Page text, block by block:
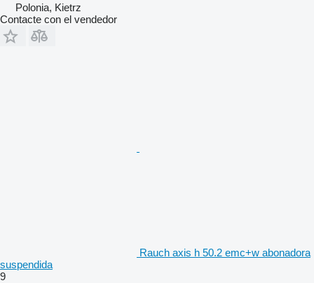
Polonia, Kietrz
Contacte con el vendedor
Rauch axis h 50.2 emc+w abonadora
suspendida
9